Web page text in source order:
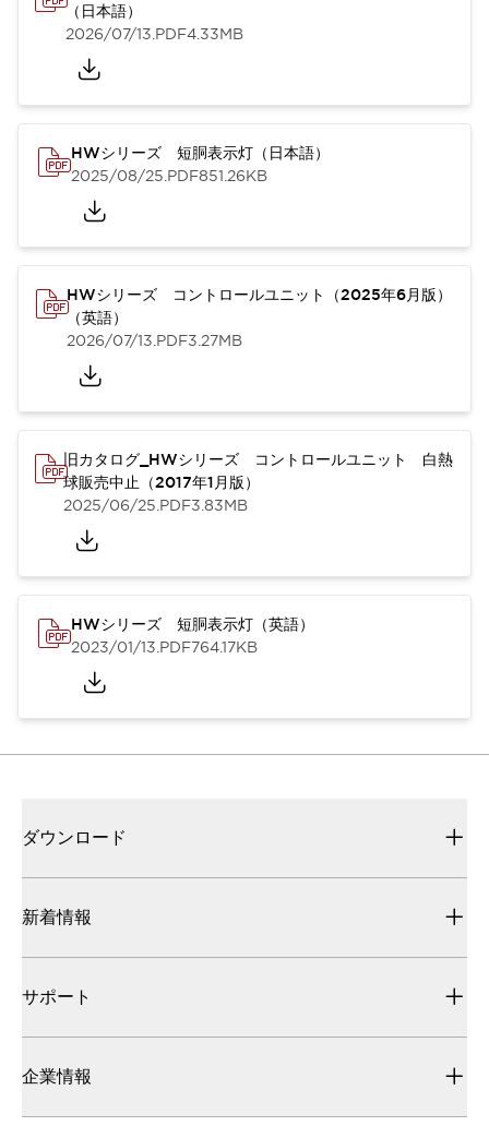
（日本語）
2026/07/13.PDF4.33MB
HWシリーズ 短胴表示灯（日本語）
2025/08/25.PDF851.26KB
HWシリーズ コントロールユニット（2025年6月版）
（英語）
2026/07/13.PDF3.27MB
旧カタログ_HWシリーズ コントロールユニット 白熱
球販売中止（2017年1月版）
2025/06/25.PDF3.83MB
HWシリーズ 短胴表示灯（英語）
2023/01/13.PDF764.17KB
ダウンロード
新着情報
サポート
企業情報